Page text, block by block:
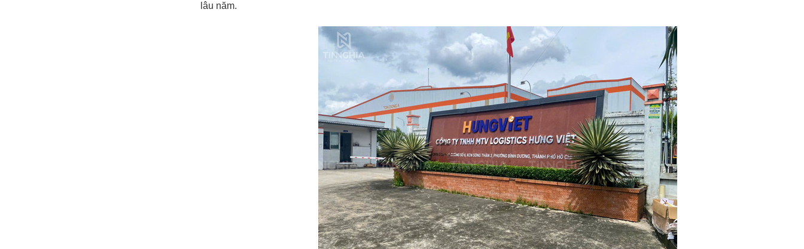
lâu năm.